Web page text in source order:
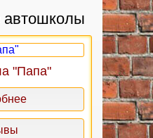
"Папа"